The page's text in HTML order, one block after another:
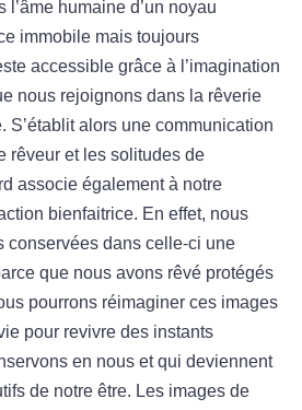
humaine d’un noyau
immobile mais toujours
accessible grâce à l’imagination
nous rejoignons dans la rêverie
S’établit alors une communication
rêveur et les solitudes de
associe également à notre
bienfaitrice. En effet, nous
conservées dans celle-ci une
que nous avons rêvé protégés
pourrons réimaginer ces images
pour revivre des instants
en nous et qui deviennent
de notre être. Les images de